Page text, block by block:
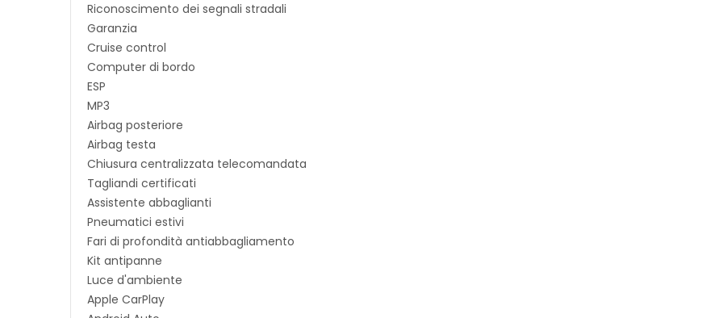
Riconoscimento dei segnali stradali
Garanzia
Cruise control
Computer di bordo
ESP
MP3
Airbag posteriore
Airbag testa
Chiusura centralizzata telecomandata
Tagliandi certificati
Assistente abbaglianti
Pneumatici estivi
Fari di profondità antiabbagliamento
Kit antipanne
Luce d'ambiente
Apple CarPlay